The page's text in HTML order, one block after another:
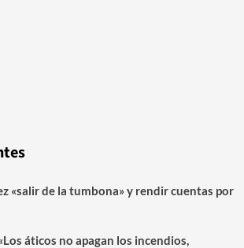
«salir de la tumbona» y rendir cuentas por
áticos no apagan los incendios,